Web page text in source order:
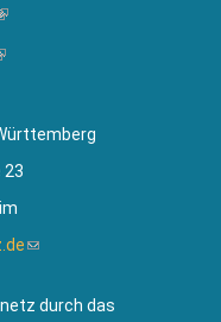
(Link
durch das